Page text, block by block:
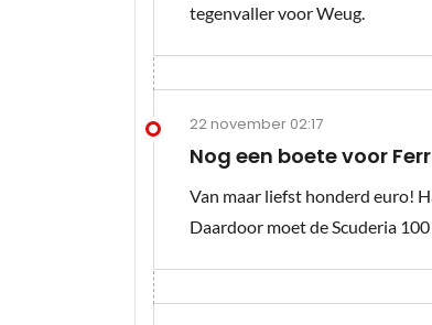
tegenvaller voor Weug.
22 november 02:17
Nog een boete voor
Van maar liefst honderd euro!
Daardoor moet de Scuderia